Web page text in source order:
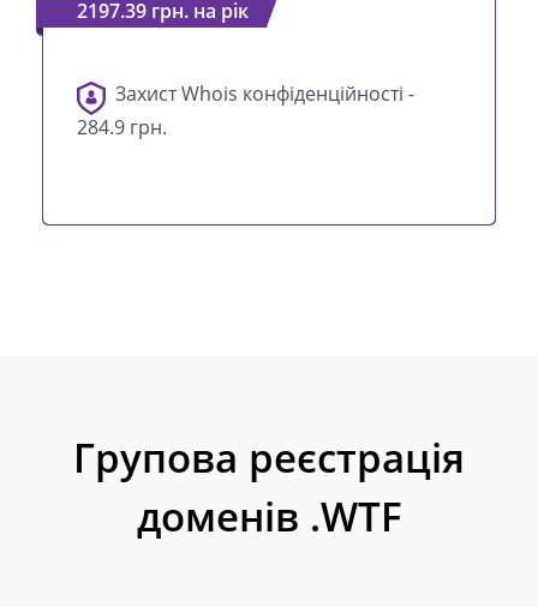
2197.39 грн. на рік
Захист Whois конфіденційності -
284.9 грн.
Групова реєстрація
доменів .WTF